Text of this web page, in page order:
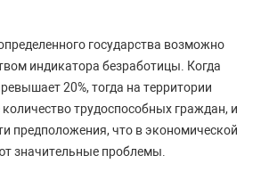
государства возможно
индикатора безработицы. Когда
20%, тогда на территории
трудоспособных граждан, и
предположения, что в экономической
значительные проблемы.